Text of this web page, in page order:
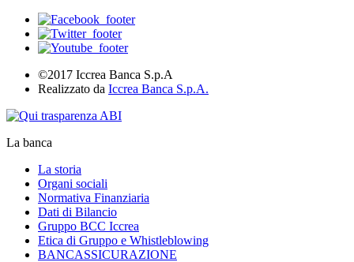
©2017 Iccrea Banca S.p.A
Realizzato da Iccrea Banca S.p.A.
La banca
La storia
Organi sociali
Normativa Finanziaria
Dati di Bilancio
Gruppo BCC Iccrea
Etica di Gruppo e Whistleblowing
BANCASSICURAZIONE